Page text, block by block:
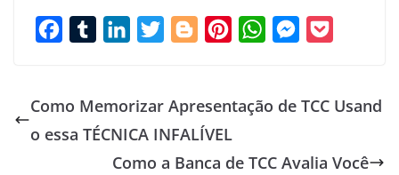
e
b
b
l
k
e
d
t
t
e
g
g
e
t
e
r
W
t
A
M
s
n
k
t
Como Memorizar Apresentação de TCC Usand
o essa TÉCNICA INFALÍVEL
Como a Banca de TCC Avalia Você